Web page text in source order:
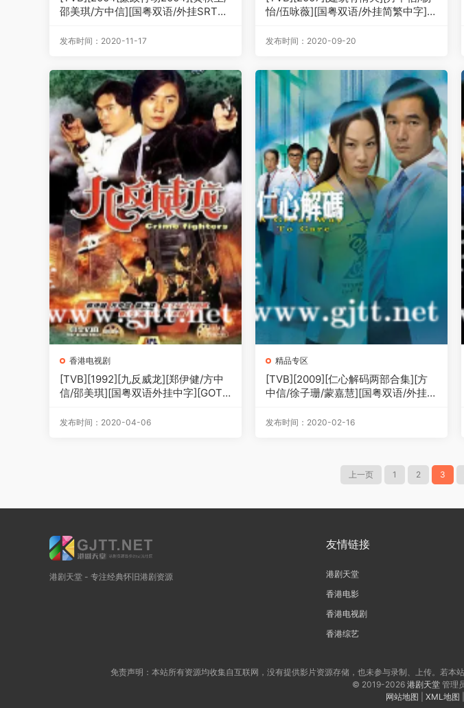
邵美琪/方中信][国粤双语/外挂SRT简
约800M]
发布时间：2020-11-17
怡/伍咏薇][国粤双语/外挂简繁中字]
M]
发布时间：2020-09-20
香港电视剧
[TVB][1992][九反威龙][郑伊健/方中
信/邵美琪][国粤双语外挂中字][GOTV
发布时间：2020-04-06
精品专区
[TVB][2009][仁心解码两部合集][方
中信/徐子珊/蒙嘉慧][国粤双语/外挂S
集/单集约810M]
发布时间：2020-02-16
上一页 1 2 3
港剧天堂 - 专注经典怀旧港剧资源
友情链接
港剧天堂
香港电影
香港电视剧
香港综艺
免责声明：本站所有资源均收集自互联网，没有提供影片资源存储，也未参与录制、上传。若
© 2019-2026 港剧天堂管理
网站地图
XML地图